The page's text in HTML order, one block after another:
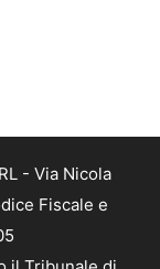
- Via Nicola
Fiscale e